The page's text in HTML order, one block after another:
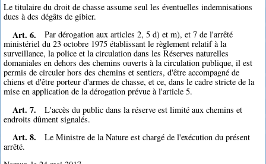
Le titulaire du droit de chasse assume seul les éventuelles indemnisations
dues à des dégâts de gibier.
Art. 6.
Par dérogation aux articles 2, 5 d) et m), et 7 de l'arrêté
ministériel du 23 octobre 1975 établissant le règlement relatif à la
surveillance, la police et la circulation dans les Réserves naturelles
domaniales en dehors des chemins ouverts à la circulation publique, il est
permis de circuler hors des chemins et sentiers, d'être accompagné de
chiens et d'être porteur d'armes de chasse, et ce, dans le cadre stricte de la
mise en application de la dérogation prévue à l'article 5.
Art. 7.
L'accès du public dans la réserve est limité aux chemins et
endroits dûment signalés.
Art. 8.
Le Ministre de la Nature est chargé de l'exécution du présent
arrêté.